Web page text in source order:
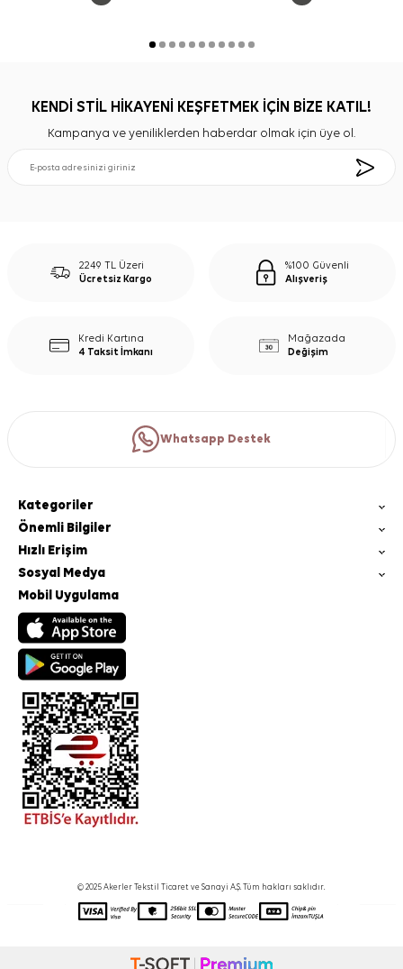
KENDİ STİL HİKAYENİ KEŞFETMEK İÇİN BİZE KATIL!
Kampanya ve yeniliklerden haberdar olmak için üye ol.
2249 TL Üzeri
Ücretsiz Kargo
%100 Güvenli
Alışveriş
Kredi Kartına
4 Taksit İmkanı
Mağazada
Değişim
Whatsapp Destek
Kategoriler
Önemli Bilgiler
Hızlı Erişim
Sosyal Medya
Mobil Uygulama
© 2025 Akerler Tekstil Ticaret ve Sanayi A.Ş. Tüm hakları saklıdır.